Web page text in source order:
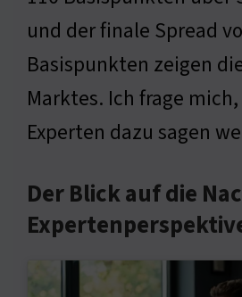
und der finale Spread
Basispunkten zeigen
Marktes. Ich frage
Experten dazu sagen
Der Blick auf die